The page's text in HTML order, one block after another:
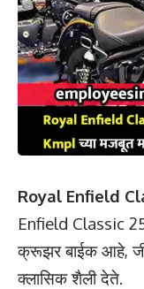
Royal Enfield
Enfield Classic
क्रूझर बाईक आहे,
क्लासिक शैली देते.